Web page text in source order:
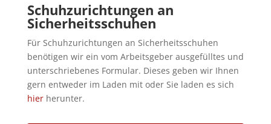
Schuhzurichtungen an
Sicherheitsschuhen
Für Schuhzurichtungen an Sicherheitsschuhen
benötigen wir ein vom Arbeitsgeber ausgefülltes und
unterschriebenes Formular. Dieses geben wir Ihnen
gern entweder im Laden mit oder Sie laden es sich
hierherunter.